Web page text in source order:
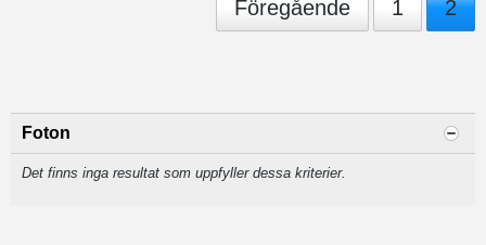
Föregående 1 2
Foton
Det finns inga resultat som uppfyller dessa kriterier.